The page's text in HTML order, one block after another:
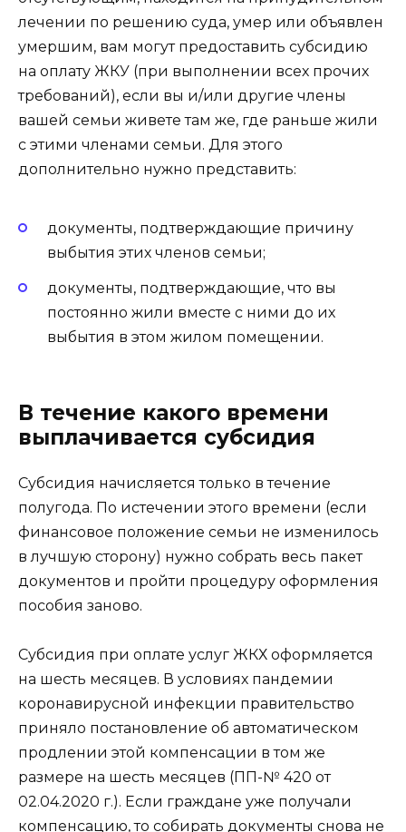
лечении по решению суда, умер или объявлен
умершим, вам могут предоставить субсидию
на оплату ЖКУ (при выполнении всех прочих
требований), если вы и/или другие члены
вашей семьи живете там же, где раньше жили
с этими членами семьи. Для этого
дополнительно нужно представить:
документы, подтверждающие причину
выбытия этих членов семьи;
документы, подтверждающие, что вы
постоянно жили вместе с ними до их
выбытия в этом жилом помещении.
В течение какого времени
выплачивается субсидия
Субсидия начисляется только в течение
полугода. По истечении этого времени (если
финансовое положение семьи не изменилось
в лучшую сторону) нужно собрать весь пакет
документов и пройти процедуру оформления
пособия заново.
Субсидия при оплате услуг ЖКХ оформляется
на шесть месяцев. В условиях пандемии
коронавирусной инфекции правительство
приняло постановление об автоматическом
продлении этой компенсации в том же
размере на шесть месяцев (ПП-№ 420 от
02.04.2020 г.). Если граждане уже получали
компенсацию, то собирать документы снова не